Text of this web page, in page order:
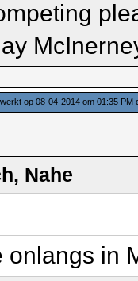
op 08-04-2014 om 01:35 PM
Nahe
onlangs in